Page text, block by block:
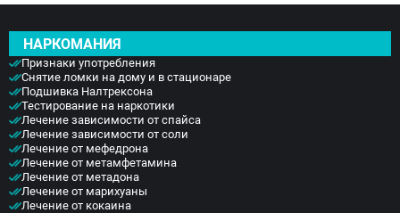
ВЫЗВАТЬ ВРАЧА
ЗАДАТЬ ВОПРОС
ЗАПОЛНИТЕ ФОРМУ
Заполните форму ниже, мы вам
Орехово-Зуево
Подольск
Пушкино
Раменское
Реутов
Сергиев Посад
Серпухов
Чехов
Щёлково
Электросталь
Котельники
Электроугли
НАРКОМАНИЯ
Признаки употребления
Снятие ломки на дому и в стационаре
Подшивка Налтрексона
Тестирование на наркотики
Лечение зависимости от спайса
Лечение зависимости от соли
Лечение от мефедрона
Лечение от метамфетамина
Лечение от метадона
Лечение от марихуаны
Лечение от кокаина